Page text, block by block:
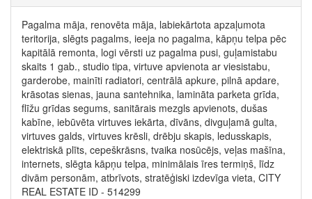
Pagalma māja, renovēta māja, labiekārtota apzaļumota
teritorija, slēgts pagalms, ieeja no pagalma, kāpņu telpa pēc
kapitālā remonta, logi vērsti uz pagalma pusi, guļamistabu
skaits 1 gab., studio tipa, virtuve apvienota ar viesistabu,
garderobe, mainīti radiatori, centrālā apkure, pilnā apdare,
krāsotas sienas, jauna santehnika, lamināta parketa grīda,
flīžu grīdas segums, sanitārais mezgls apvienots, dušas
kabīne, iebūvēta virtuves iekārta, dīvāns, divguļamā gulta,
virtuves galds, virtuves krēsli, drēbju skapis, ledusskapis,
elektriskā plīts, cepeškrāsns, tvaika nosūcējs, veļas mašīna,
internets, slēgta kāpņu telpa, minimālais īres termiņš, līdz
divām personām, atbrīvots, stratēģiski izdevīga vieta, CITY
REAL ESTATE ID - 514299